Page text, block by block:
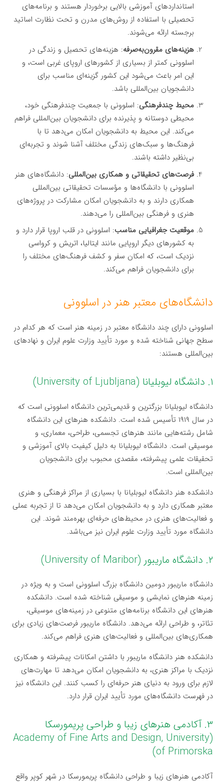
استانداردهای آموزشی بالایی برخوردار هستند و برنامه‌های
تحصیلی با استفاده از روش‌های مدرن و تحت نظارت اساتید
برجسته ارائه می‌شوند.
هزینه‌های مقرون‌به‌صرفه: هزینه‌های تحصیل و زندگی در
اسلوونی کمتر از بسیاری از کشورهای اروپای غربی است، و
این امر باعث می‌شود این کشور گزینه‌ای مناسب برای
دانشجویان بین‌المللی باشد.
محیط چندفرهنگی: اسلوونی با جمعیت چندفرهنگی خود،
محیطی دوستانه و پذیرنده برای دانشجویان بین‌المللی فراهم
می‌کند. این محیط به دانشجویان امکان می‌دهد تا با
فرهنگ‌ها و سبک‌های زندگی مختلف آشنا شوند و تجربه‌ای
بی‌نظیر داشته باشند.
فرصت‌های تحقیقاتی و همکاری بین‌المللی: دانشگاه‌های هنر
اسلوونی با دانشگاه‌ها و مؤسسات تحقیقاتی بین‌المللی
همکاری دارند و به دانشجویان امکان مشارکت در پروژه‌های
هنری و فرهنگی بین‌المللی را می‌دهند.
موقعیت جغرافیایی مناسب: اسلوونی در قلب اروپا قرار دارد و
به کشورهای دیگر اروپایی مانند ایتالیا، اتریش و کرواسی
نزدیک است، که امکان سفر و کشف فرهنگ‌های مختلف را
برای دانشجویان فراهم می‌کند.
دانشگاه‌های معتبر هنر در اسلوونی
اسلوونی دارای چند دانشگاه معتبر در زمینه هنر است که هر کدام در
سطح جهانی شناخته شده و مورد تأیید وزارت علوم ایران و نهادهای
بین‌المللی هستند:
۱. دانشگاه لیوبلیانا (University of Ljubljana)
دانشگاه لیوبلیانا بزرگترین و قدیمی‌ترین دانشگاه اسلوونی است که
در سال ۱۹۱۹ تأسیس شده است. دانشکده هنرهای این دانشگاه
شامل رشته‌هایی مانند هنرهای تجسمی، طراحی، معماری، و
موسیقی است. دانشگاه لیوبلیانا به دلیل کیفیت بالای آموزشی و
تحقیقات علمی پیشرفته، مقصدی محبوب برای دانشجویان
بین‌المللی است.
دانشکده هنر دانشگاه لیوبلیانا با بسیاری از مراکز فرهنگی و هنری
معتبر همکاری دارد و به دانشجویان امکان می‌دهد تا از تجربه عملی
و فعالیت‌های هنری در محیط‌های حرفه‌ای بهره‌مند شوند. این
دانشگاه مورد تأیید وزارت علوم ایران نیز می‌باشد.
۲. دانشگاه ماریبور (University of Maribor)
دانشگاه ماریبور دومین دانشگاه بزرگ اسلوونی است و به ویژه در
زمینه هنرهای نمایشی و موسیقی شناخته شده است. دانشکده
هنرهای این دانشگاه برنامه‌های متنوعی در زمینه‌های موسیقی،
تئاتر، و طراحی ارائه می‌دهد. دانشگاه ماریبور فرصت‌های زیادی برای
همکاری‌های بین‌المللی و فعالیت‌های هنری فراهم می‌کند.
دانشکده هنر دانشگاه ماریبور با داشتن امکانات پیشرفته و همکاری
نزدیک با مراکز هنری، به دانشجویان امکان می‌دهد تا مهارت‌های
لازم برای ورود به دنیای هنر حرفه‌ای را کسب کنند. این دانشگاه نیز
در فهرست دانشگاه‌های مورد تأیید ایران قرار دارد.
۳. آکادمی هنرهای زیبا و طراحی پریمورسکا
(Academy of Fine Arts and Design, University
of Primorska)
آکادمی هنرهای زیبا و طراحی دانشگاه پریمورسکا در شهر کوپر واقع